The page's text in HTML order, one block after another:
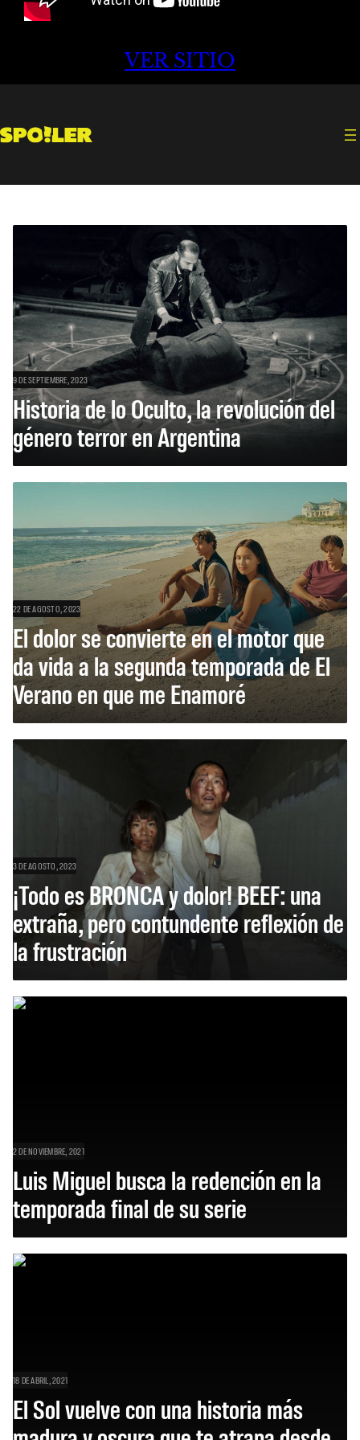
VER SITIO
9 DE SEPTIEMBRE, 2023
Historia de lo Oculto, la revolución del
género terror en Argentina
22 DE AGOSTO, 2023
El dolor se convierte en el motor que
da vida a la segunda temporada de El
Verano en que me Enamoré
3 DE AGOSTO, 2023
¡Todo es BRONCA y dolor! BEEF: una
extraña, pero contundente reflexión de
la frustración
2 DE NOVIEMBRE, 2021
Luis Miguel busca la redención en la
temporada final de su serie
18 DE ABRIL, 2021
El Sol vuelve con una historia más